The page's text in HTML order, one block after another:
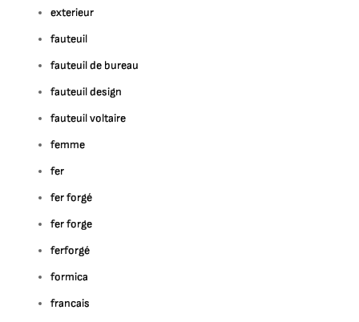
exterieur
fauteuil
fauteuil de bureau
fauteuil design
fauteuil voltaire
femme
fer
fer forgé
fer forge
ferforgé
formica
francais